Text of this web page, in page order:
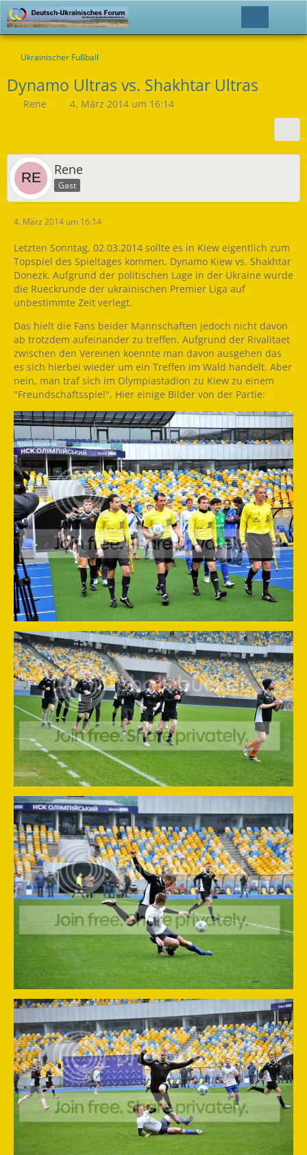
Ukrainischer Fußball
Dynamo Ultras vs. Shakhtar Ultras
Rene 4. März 2014 um 16:14
Rene
Gast
4. März 2014 um 16:14
Letzten Sonntag, 02.03.2014 sollte es in Kiew eigentlich zum
Topspiel des Spieltages kommen, Dynamo Kiew vs. Shakhtar
Donezk. Aufgrund der politischen Lage in der Ukraine wurde
die Rueckrunde der ukrainischen Premier Liga auf
unbestimmte Zeit verlegt.
Das hielt die Fans beider Mannschaften jedoch nicht davon
ab trotzdem aufeinander zu treffen. Aufgrund der Rivalitaet
zwischen den Vereinen koennte man davon ausgehen das
es sich hierbei wieder um ein Treffen im Wald handelt. Aber
nein, man traf sich im Olympiastadion zu Kiew zu einem
"Freundschaftsspiel". Hier einige Bilder von der Partie: